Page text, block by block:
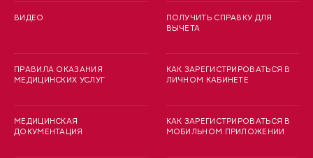
ВИДЕО
ПРАВИЛА ОКАЗАНИЯ
МЕДИЦИНСКИХ УСЛУГ
МЕДИЦИНСКАЯ
ДОКУМЕНТАЦИЯ
ПОЛУЧИТЬ СПРАВКУ ДЛЯ
ВЫЧЕТА
КАК ЗАРЕГИСТРИРОВАТЬСЯ В
ЛИЧНОМ КАБИНЕТЕ
КАК ЗАРЕГИСТРИРОВАТЬСЯ В
МОБИЛЬНОМ ПРИЛОЖЕНИИ